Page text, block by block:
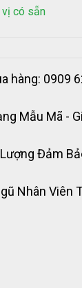
có sẵn
hàng: 0909
Mẫu Mã -
Đảm
Nhân Viên